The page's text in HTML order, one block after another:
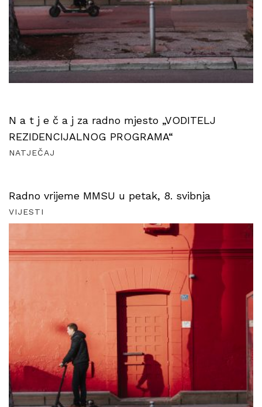
N a t j e č a j za radno mjesto „VODITELJ
REZIDENCIJALNOG PROGRAMA“
NATJEČAJ
Radno vrijeme MMSU u petak, 8. svibnja
VIJESTI